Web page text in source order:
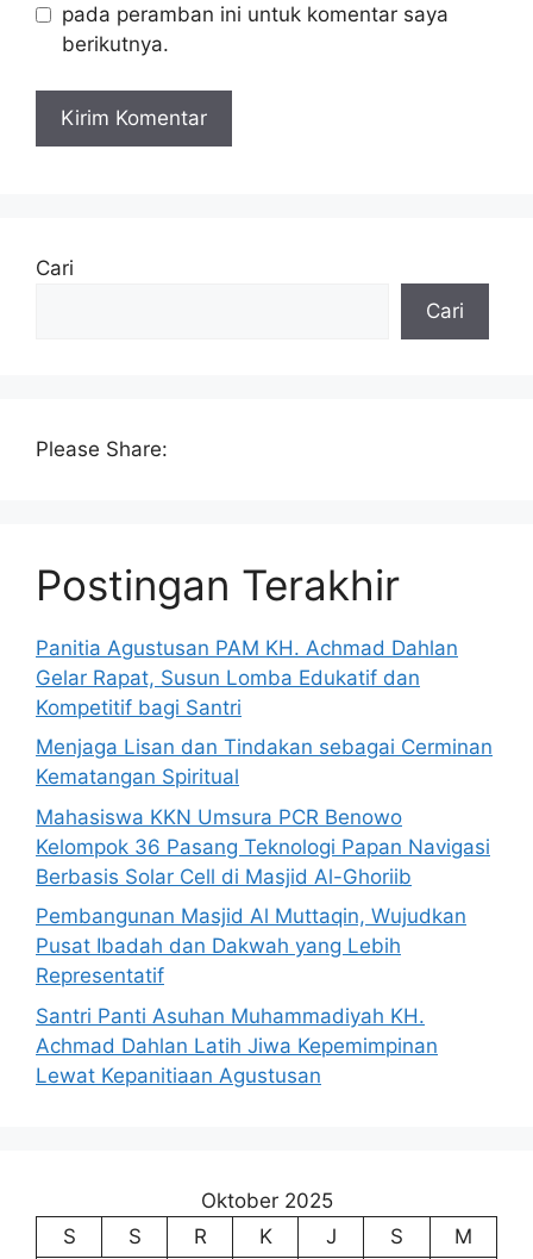
pada peramban ini untuk komentar saya
berikutnya.
Cari
Cari
Please Share:
Postingan Terakhir
Panitia Agustusan PAM KH. Achmad Dahlan
Gelar Rapat, Susun Lomba Edukatif dan
Kompetitif bagi Santri
Menjaga Lisan dan Tindakan sebagai Cerminan
Kematangan Spiritual
Mahasiswa KKN Umsura PCR Benowo
Kelompok 36 Pasang Teknologi Papan Navigasi
Berbasis Solar Cell di Masjid Al-Ghoriib
Pembangunan Masjid Al Muttaqin, Wujudkan
Pusat Ibadah dan Dakwah yang Lebih
Representatif
Santri Panti Asuhan Muhammadiyah KH.
Achmad Dahlan Latih Jiwa Kepemimpinan
Lewat Kepanitiaan Agustusan
Oktober 2025
S
S R K J S
M